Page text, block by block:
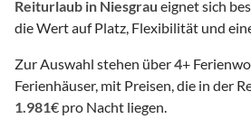
Reiturlaub in Niesgrau eignet sich
die Wert auf Platz, Flexibilität und
Zur Auswahl stehen über4+
Ferienhäuser, mit Preisen, die in der
1.981€ pro Nacht liegen.